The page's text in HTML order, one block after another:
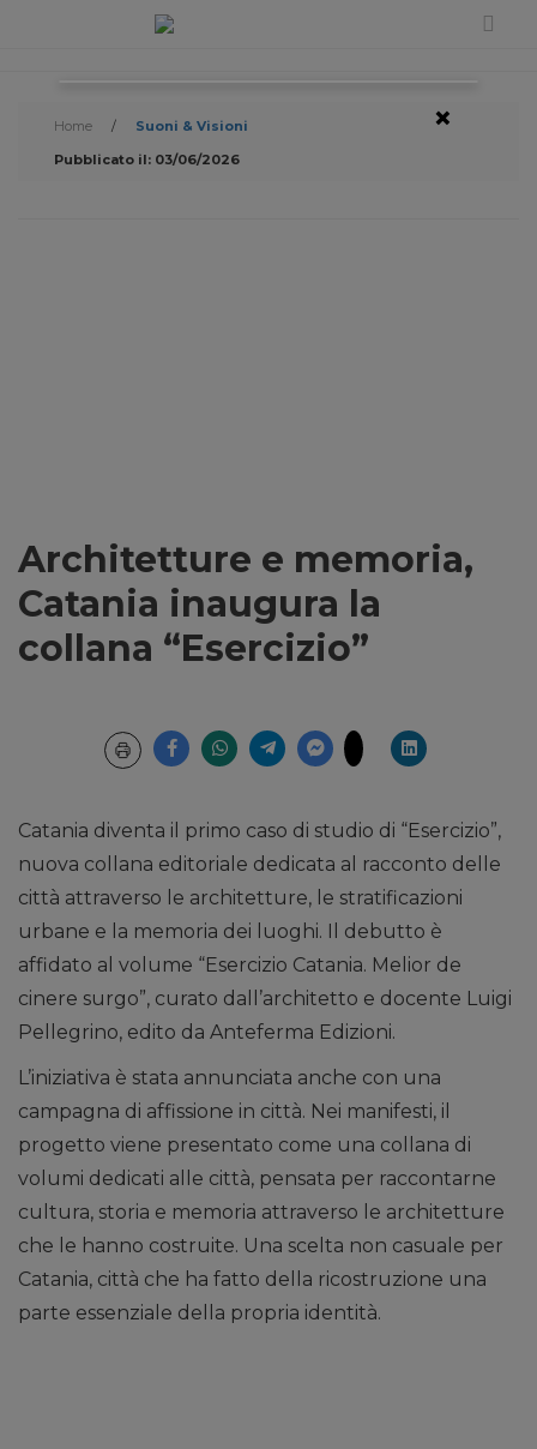
Home /
Suoni & Visioni
Pubblicato il: 03/06/2026
Architetture e memoria,
Catania inaugura la
collana “Esercizio”
Catania diventa il primo caso di studio di “Esercizio”,
nuova collana editoriale dedicata al racconto delle
città attraverso le architetture, le stratificazioni
urbane e la memoria dei luoghi. Il debutto è
affidato al volume “Esercizio Catania. Melior de
cinere surgo”, curato dall’architetto e docente Luigi
Pellegrino, edito da Anteferma Edizioni.
L’iniziativa è stata annunciata anche con una
campagna di affissione in città. Nei manifesti, il
progetto viene presentato come una collana di
volumi dedicati alle città, pensata per raccontarne
cultura, storia e memoria attraverso le architetture
che le hanno costruite. Una scelta non casuale per
Catania, città che ha fatto della ricostruzione una
parte essenziale della propria identità.
×